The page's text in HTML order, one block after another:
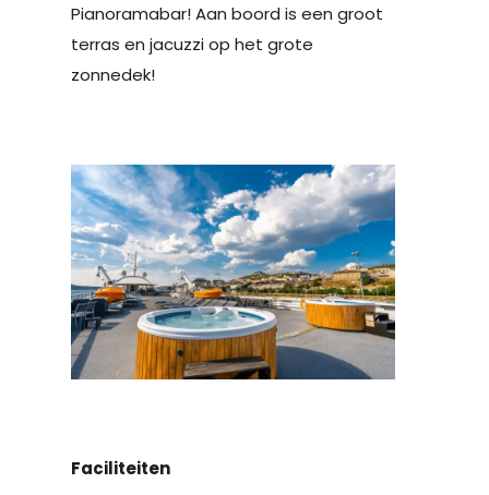
Pianoramabar! Aan boord is een groot
terras en jacuzzi op het grote
zonnedek!
Faciliteiten